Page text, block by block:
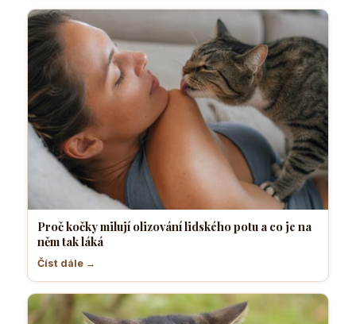
Proč kočky milují olizování lidského potu a co je na
něm tak láká
Číst dále →